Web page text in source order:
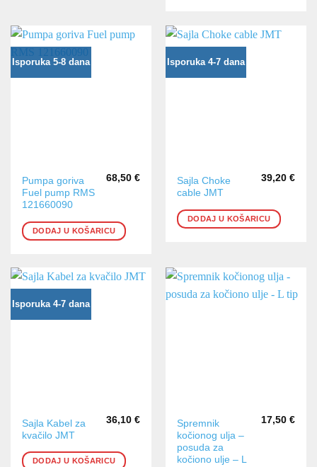
Isporuka 5-8 dana
Pumpa goriva
Fuel pump RMS
121660090
68,50 €
DODAJ U KOŠARICU
Isporuka 4-7 dana
Sajla Choke
cable JMT
39,20 €
DODAJ U KOŠARICU
Isporuka 4-7 dana
Sajla Kabel za
kvačilo JMT
36,10 €
DODAJ U KOŠARICU
Spremnik
kočionog ulja –
posuda za
kočiono ulje – L
17,50 €